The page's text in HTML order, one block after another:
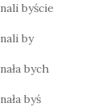
byście
by
bych
byś